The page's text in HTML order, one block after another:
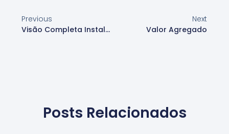
Previous
Visão Completa Instalação
Next
Valor Agregado
Posts Relacionados